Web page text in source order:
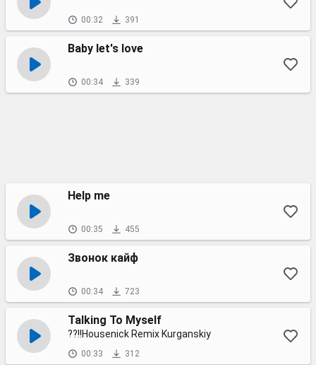
00:32 391
Baby let's love
00:34 339
Help me
00:35 455
Звонок кайф
00:34 723
Talking To Myself
??!!Housenick Remix Kurganskiy
00:33 312